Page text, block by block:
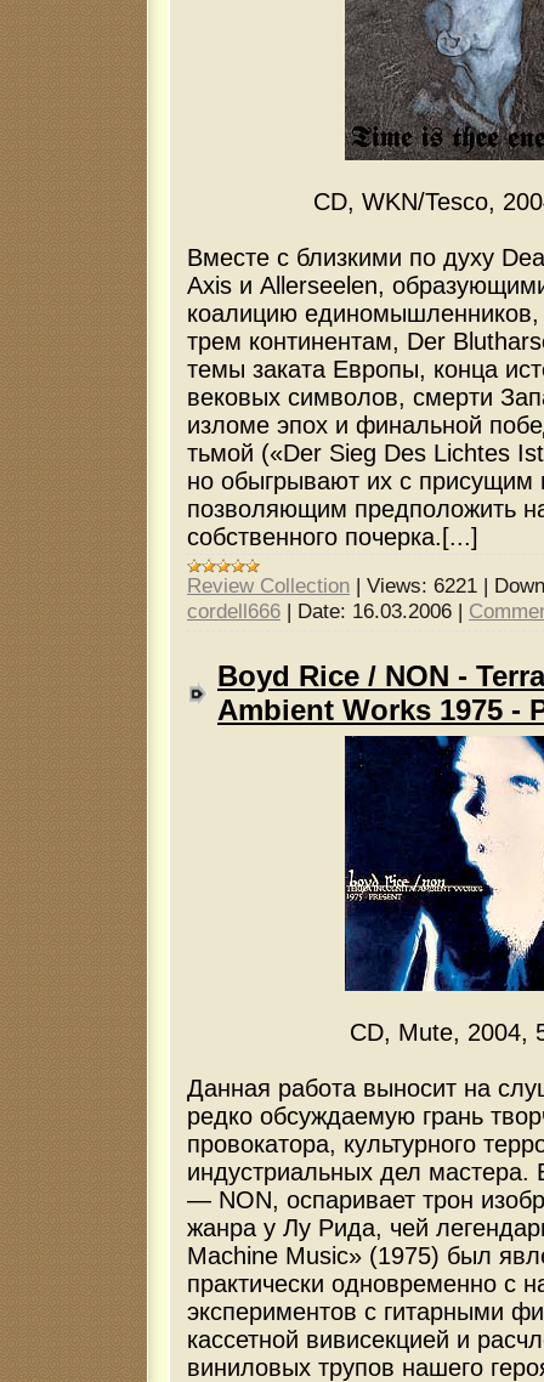
CD, WKN/Tesco,
Вместе с близкими по духу
Axis и Allerseelen,
коалицию единомышленников,
трем континентам, Der
темы заката Европы, конца
вековых символов, смерти
изломе эпох и финальной
тьмой («Der Sieg Des Lichtes
но обыгрывают их с присущим
позволяющим предположить
собственного почерка.[...]
Review Collection | Views: 6221 |
cordell666 | Date: 16.03.2006 |
Boyd Rice / NON -
Ambient Works 1975 -
CD, Mute, 2004,
Данная работа выносит на
редко обсуждаемую грань
провокатора, культурного
индустриальных дел
— NON, оспаривает трон
жанра у Лу Рида, чей
Machine Music» (1975) был
практически одновременно с
экспериментов с гитарными
кассетной вивисекцией и
виниловых трупов нашего